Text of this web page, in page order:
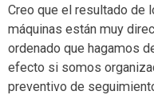
Creo que el resultado de
máquinas están muy
ordenado que hagamos
efecto si somos
preventivo de